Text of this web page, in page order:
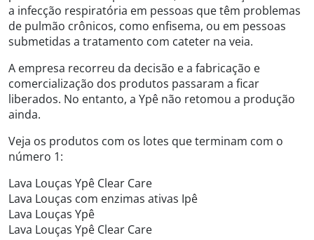
a infecção respiratória em pessoas que têm problemas
de pulmão crônicos, como enfisema, ou em pessoas
submetidas a tratamento com cateter na veia.
A empresa recorreu da decisão e a fabricação e
comercialização dos produtos passaram a ficar
liberados. No entanto, a Ypê não retomou a produção
ainda.
Veja os produtos com os lotes que terminam com o
número 1:
Lava Louças Ypê Clear Care
Lava Louças com enzimas ativas Ipê
Lava Louças Ypê
Lava Louças Ypê Clear Care